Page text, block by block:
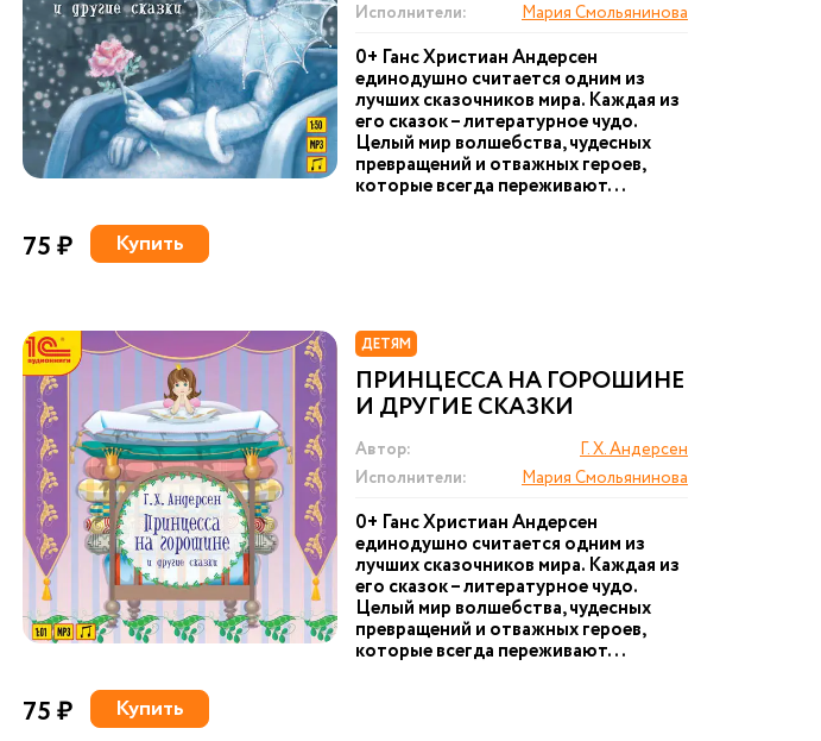
Исполнители:
Мария Смольянинова
0+ Ганс Христиан Андерсен
единодушно считается одним из
лучших сказочников мира. Каждая из
его сказок – литературное чудо.
Целый мир волшебства, чудесных
превращений и отважных героев,
которые всегда переживают...
75 ₽ Купить
ДЕТЯМ
ПРИНЦЕССА НА ГОРОШИНЕ
И ДРУГИЕ СКАЗКИ
Автор:
Г. Х. Андерсен
Исполнители:
Мария Смольянинова
0+ Ганс Христиан Андерсен
единодушно считается одним из
лучших сказочников мира. Каждая из
его сказок – литературное чудо.
Целый мир волшебства, чудесных
превращений и отважных героев,
которые всегда переживают...
75 ₽ Купить